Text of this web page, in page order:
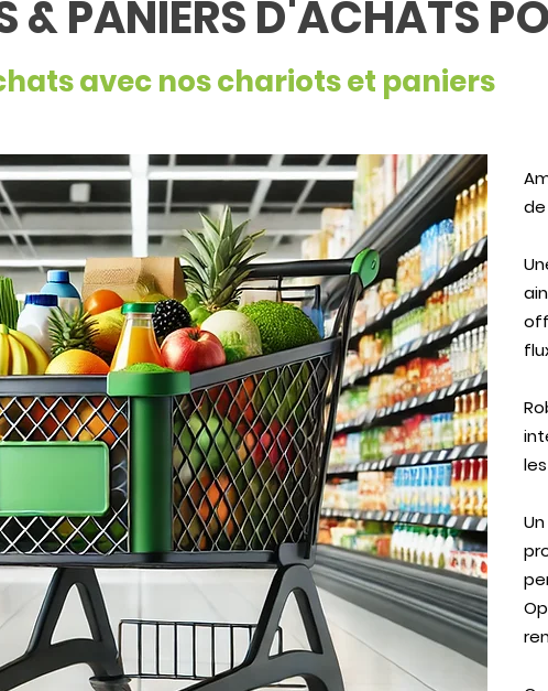
& PANIERS D'ACHATS
avec nos chariots et paniers